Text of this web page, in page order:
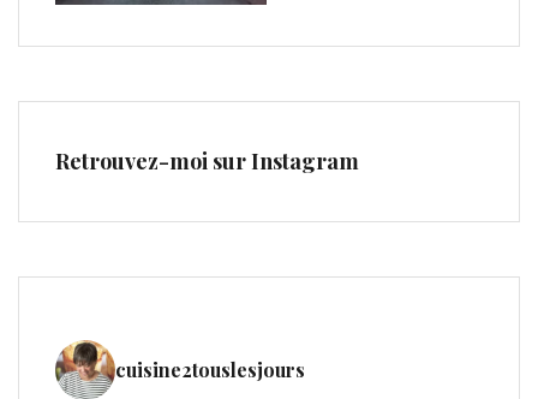
Retrouvez-moi sur Instagram
cuisine2touslesjours